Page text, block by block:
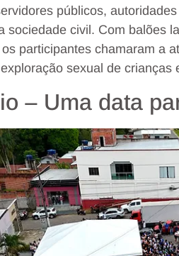
públicos,
sociedade civil. Com balões
participantes chamaram a
sexual de crianças
– Uma data